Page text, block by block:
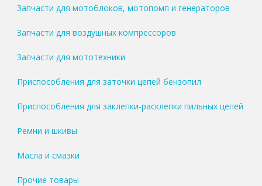
Запчасти для мотоблоков, мотопомп и генераторов
Запчасти для воздушных компрессоров
Запчасти для мототехники
Приспособления для заточки цепей бензопил
Приспособления для заклепки-расклепки пильных цепей
Ремни и шкивы
Масла и смазки
Прочие товары